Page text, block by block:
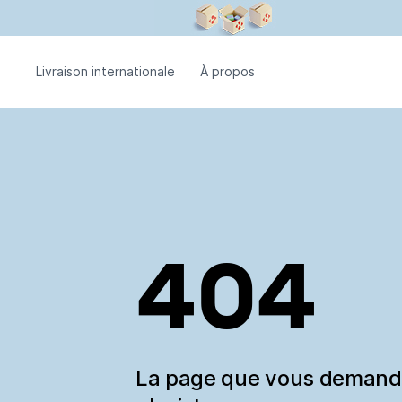
Livraison internationale À propos
404
La page que vous